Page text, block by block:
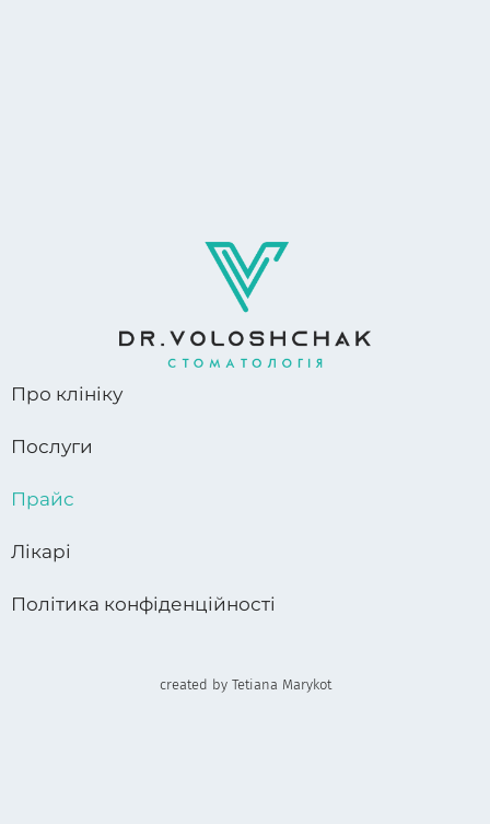
Про клініку
Послуги
Прайс
Лікарі
Політика конфіденційності
created by Tetiana Marykot